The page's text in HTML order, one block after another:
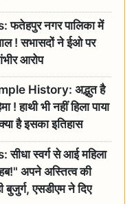
नगर पालिका में
! सभासदों ने ईओ पर
आरोप
History: अद्भुत है
! हाथी भी नहीं हिला पाया
है इसका इतिहास
स्वर्ग से आई महिला
अपने अस्तित्व की
एसडीएम ने दिए